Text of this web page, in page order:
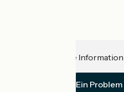
Haben Sie eine
Ein